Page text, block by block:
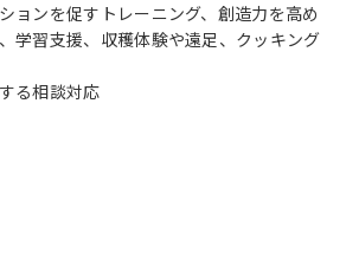
ョンを促すトレーニング、創造力を高め
学習支援、収穫体験や遠足、クッキング
る相談対応